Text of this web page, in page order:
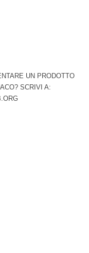
UN PRODOTTO
SCRIVI A: